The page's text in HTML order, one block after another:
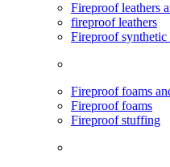
Fireproof leathers
fireproof leathers
Fireproof synthetic
Fireproof foams
Fireproof foams
Fireproof stuffing